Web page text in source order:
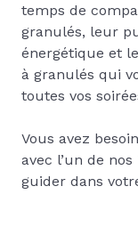
temps de
granulés, leur
énergétique et
à granulés qui
toutes vos
Vous avez
avec l’un de
guider dans